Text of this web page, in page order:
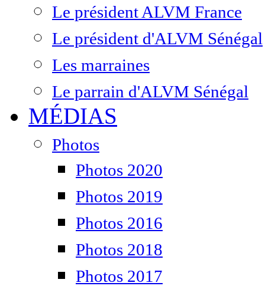
Le président ALVM France
Le président d'ALVM Sénégal
Les marraines
Le parrain d'ALVM Sénégal
MÉDIAS
Photos
Photos 2020
Photos 2019
Photos 2016
Photos 2018
Photos 2017